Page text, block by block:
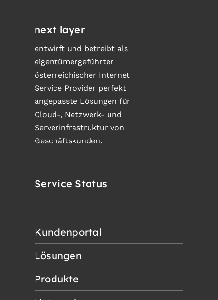
next layer
entwirft und betreibt als
eigentümergeführter
österreichischer Internet
Service Provider perfekt
angepasste Lösungen für
Cloud-, Netzwerk- und
Serverinfrastruktur von
Geschäftskunden.
Service Status
Kundenportal
Lösungen
Produkte